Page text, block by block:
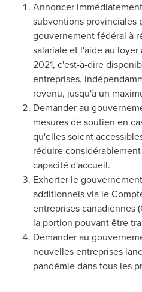
Annoncer
subventions provinciales
gouvernement fédéral à
salariale et l'aide au
2021, c'est-à-dire
entreprises,
revenu, jusqu'à un
Demander au
mesures de soutien en
qu'elles soient
réduire
capacité d'accueil.
Exhorter le
additionnels via le
entreprises canadiennes
la portion pouvant être
Demander au
nouvelles entreprises
pandémie dans tous les